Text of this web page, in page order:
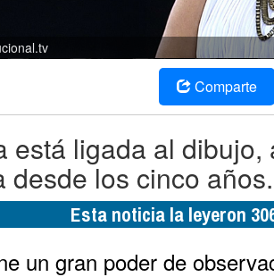
Comparte
está ligada al dibujo,
desde los cinco años.
Esta noticia la leyeron
un gran poder de